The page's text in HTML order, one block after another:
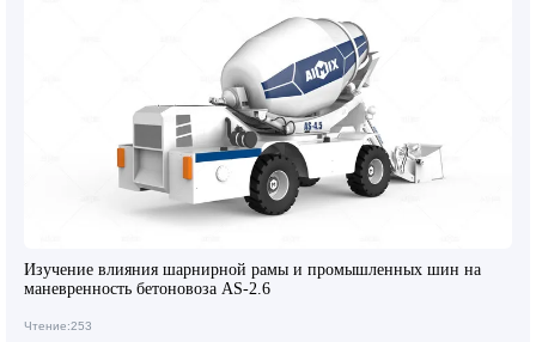
Изучение влияния шарнирной рамы и промышленных шин на
маневренность бетоновоза AS-2.6
Чтение:253